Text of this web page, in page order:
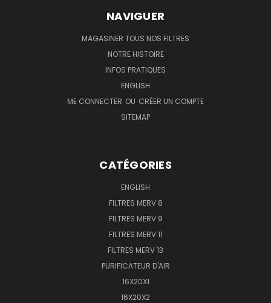
NAVIGUER
MAGASINER TOUS NOS FILTRES
NOTRE HISTOIRE
INFOS PRATIQUES
ENGLISH
ME CONNECTER OU CRÉER UN COMPTE
SITEMAP
CATÉGORIES
ENGLISH
FILTRES MERV 8
FILTRES MERV 9
FILTRES MERV 11
FILTRES MERV 13
PURIFICATEUR D'AIR
16X20X1
16X20X2